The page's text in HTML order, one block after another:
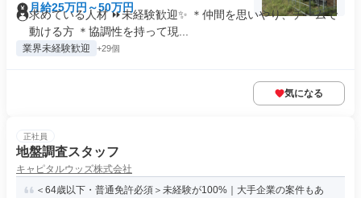
月給25万円～50万円
求めている人材 ⏩未経験歓迎✨ ＊仲間を思いやり、チームで
動ける方 ＊協調性を持って現...
業界未経験歓迎 +29個
気になる
正社員
地盤調査スタッフ
キャピタルウッズ株式会社
＜64歳以下・普通免許必須＞未経験が100%｜大手企業の案件もあ